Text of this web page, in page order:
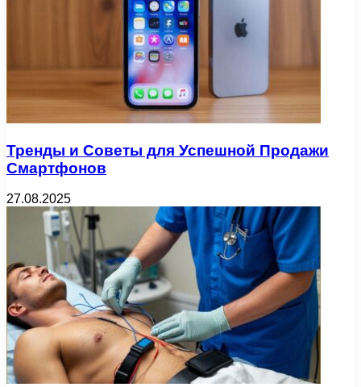
Тренды и Советы для Успешной Продажи
Смартфонов
27.08.2025